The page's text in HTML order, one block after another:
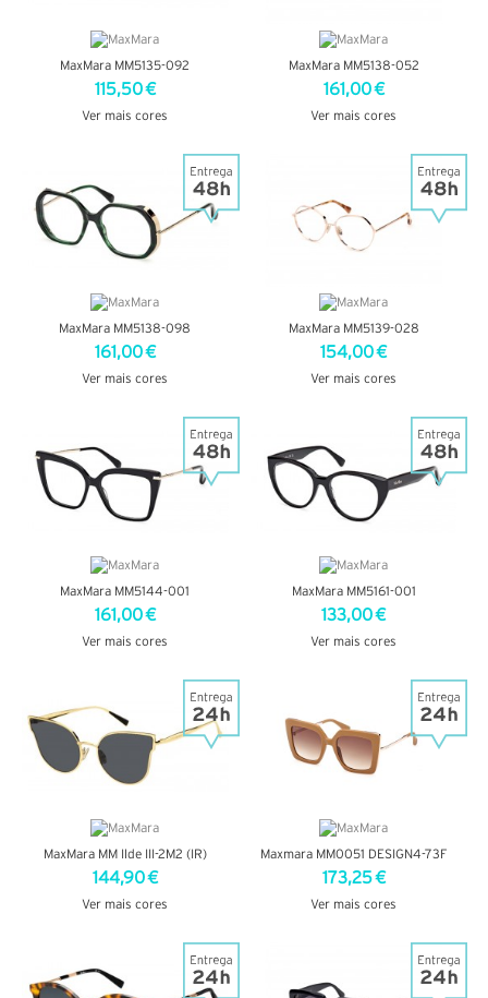
MaxMara MM5135-092
115,50 €
Ver mais cores
MaxMara MM5138-052
161,00 €
Ver mais cores
MaxMara MM5138-098
161,00 €
Ver mais cores
MaxMara MM5139-028
154,00 €
Ver mais cores
MaxMara MM5144-001
161,00 €
Ver mais cores
MaxMara MM5161-001
133,00 €
Ver mais cores
MaxMara MM Ilde III-2M2 (IR)
144,90 €
Ver mais cores
Maxmara MM0051 DESIGN4-73F
173,25 €
Ver mais cores